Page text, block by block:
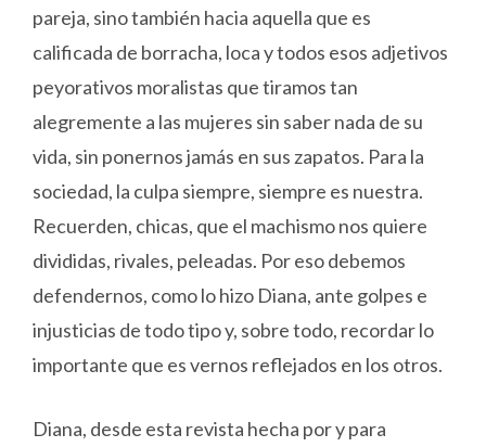
pareja, sino también hacia aquella que es
calificada de borracha, loca y todos esos adjetivos
peyorativos moralistas que tiramos tan
alegremente a las mujeres sin saber nada de su
vida, sin ponernos jamás en sus zapatos. Para la
sociedad, la culpa siempre, siempre es nuestra.
Recuerden, chicas, que el machismo nos quiere
divididas, rivales, peleadas. Por eso debemos
defendernos, como lo hizo Diana, ante golpes e
injusticias de todo tipo y, sobre todo, recordar lo
importante que es vernos reflejados en los otros.
Diana, desde esta revista hecha por y para